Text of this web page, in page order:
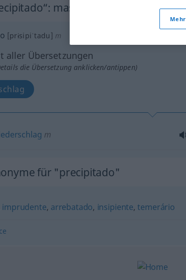
: masculino
[prɨsipiˈtadu] m
aller Übersetzungen
die Übersetzung anklicken/antippen)
m
für "precipitado"
imprudente, arrebatado, insipiente,temerário